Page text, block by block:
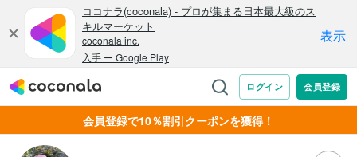
会員登録で10％割引クーポンを獲得！